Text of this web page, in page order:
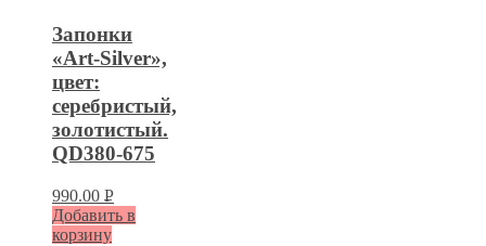
Запонки
«Art-Silver»,
цвет:
серебристый,
золотистый.
QD380-675
990.00 Р
УБ.
Добавить в
корзину